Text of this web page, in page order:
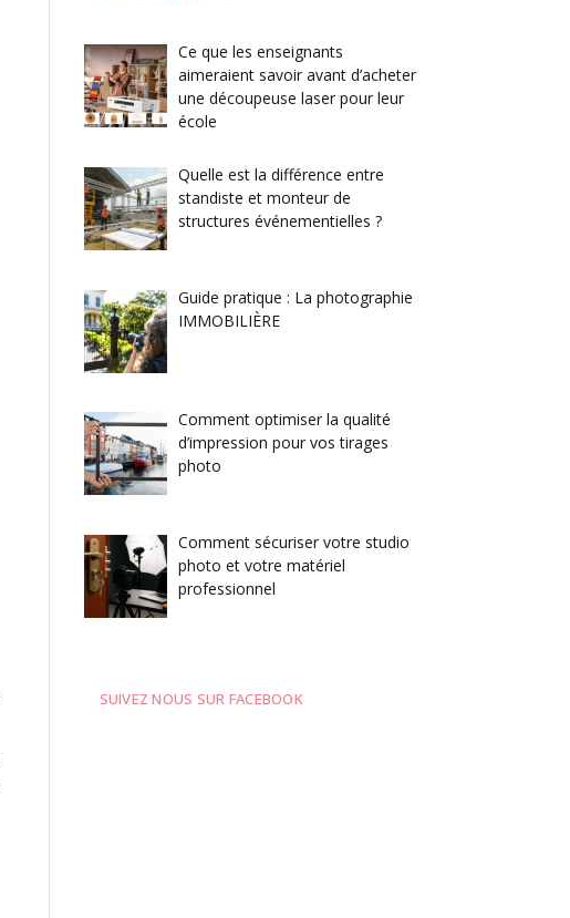
Ce que les enseignants
aimeraient savoir avant d’acheter
une découpeuse laser pour leur
école
Quelle est la différence entre
standiste et monteur de
structures événementielles ?
Guide pratique : La photographie
IMMOBILIÈRE
Comment optimiser la qualité
d’impression pour vos tirages
photo
Comment sécuriser votre studio
photo et votre matériel
professionnel
SUIVEZ NOUS SUR FACEBOOK